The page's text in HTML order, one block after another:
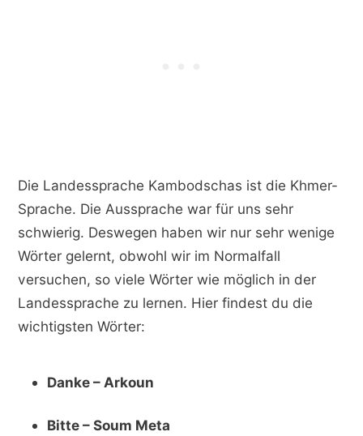
Die Landessprache Kambodschas ist die Khmer-
Sprache. Die Aussprache war für uns sehr
schwierig. Deswegen haben wir nur sehr wenige
Wörter gelernt, obwohl wir im Normalfall
versuchen, so viele Wörter wie möglich in der
Landessprache zu lernen. Hier findest du die
wichtigsten Wörter:
Danke – Arkoun
Bitte – Soum Meta